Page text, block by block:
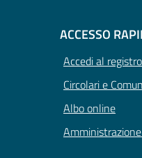
ACCESSO
Accedi al
Circolari e
Albo online